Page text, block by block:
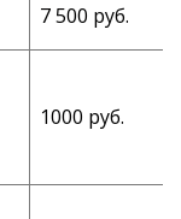
7 500 руб.
1000 руб.